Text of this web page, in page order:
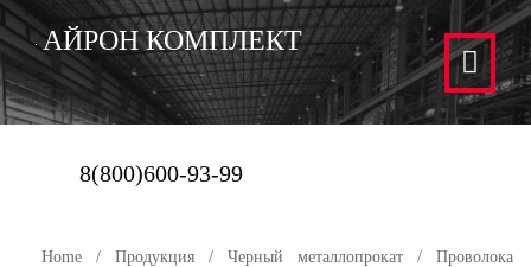
АЙРОН КОМПЛЕКТ
8(800)600-93-99
Home / Продукция / Черный металлопрокат / Проволока